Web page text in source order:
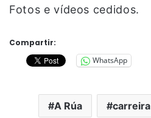
Fotos e vídeos cedidos.
Compartir:
WhatsApp
A Rúa carreira